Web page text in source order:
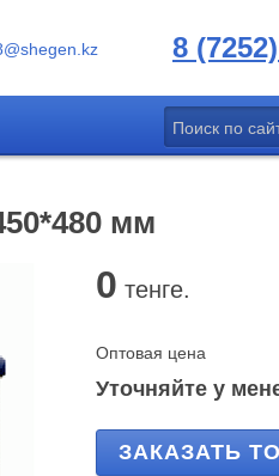
8
мм
0 тенге.
Оптовая цена
Уточняйте у
ЗАКАЗАТЬ